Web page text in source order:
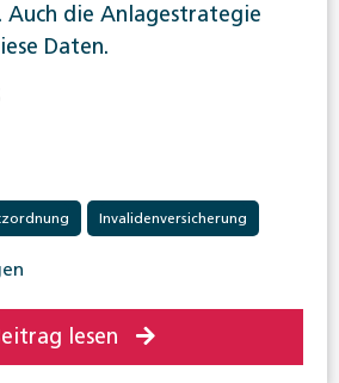
Auch die Anlagestrategie
Daten.
Invalidenversicherung
lesen